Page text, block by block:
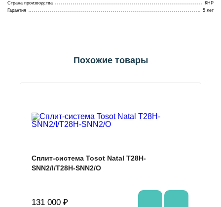
Страна производства
КНР
Гарантия
5 лет
Похожие товары
Сплит-система Tosot Natal T28H-
SNN2/I/T28H-SNN2/O
131 000 ₽